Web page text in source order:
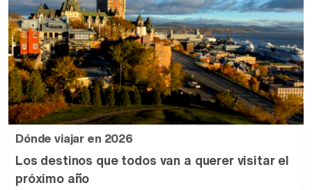
Dónde viajar en 2026
Los destinos que todos van a querer visitar el
próximo año